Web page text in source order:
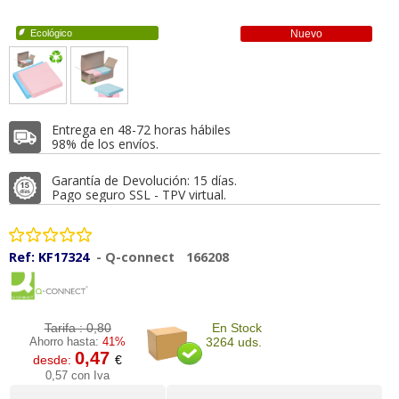
Ecológico Nuevo
Entrega en 48-72 horas hábiles
98% de los envíos.
Garantía de Devolución: 15 días.
Pago seguro SSL - TPV virtual.
Ref: KF17324 - Q-connect 166208
Tarifa :0,80
Ahorro hasta:41%
desde:0,47€
0,57 con Iva
En Stock
3264 uds.